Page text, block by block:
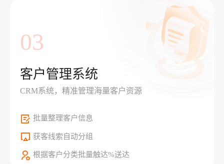
03
客户管理系统
CRM系统，精准管理海量客户资源
批量整理客户信息
获客线索自动分组
根据客户分类批量触达%送达